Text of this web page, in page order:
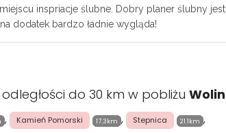
inspriacje ślubne. Dobry planer ślubny jest
dodatek bardzo ładnie wygląda!
do 30 km w pobliżuWolin
, Kamień Pomorski 17.3km , Stepnica 21.1km ,